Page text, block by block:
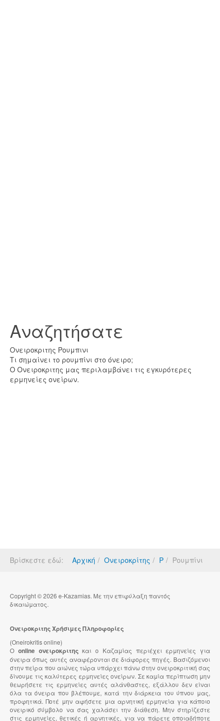
Αναζητήσατε
Ονειροκριτης Ρουμπινι
Τι σημαίνει το ρουμπίνι στο όνειρο;
Ο Ονειροκριτης μας περιλαμβάνει τις εγκυρότερες
ερμηνείες ονείρων.
Βρίσκεστε εδώ: Αρχική Ονειροκρίτης Ρ Ρουμπίνι
Copyright © 2026 e-Kazamias. Με την επιφύλαξη παντός
δικαιώματος.
Ονειροκριτης Χρήσιμες Πληροφορίες
(Oneirokritis online)
Ο online ονειροκριτηςκαι ο Καζαμίας περιέχει ερμηνείες για
όνειρα όπως αυτές αναφέρονται σε διάφορες πηγές. Βασιζόμενοι
στην πείρα που αιώνες τώρα υπάρχει πάνω στην ονειροκριτική σας
δίνουμε τις καλύτερες ερμηνείες ονείρων. Σε καμία περίπτωση μην
θεωρήσετε τις ερμηνείες αυτές αλάνθαστες, εξάλλου δεν είναι
όλα τα όνειρα που βλέπουμε, κατά την διάρκεια του ύπνου μας,
προφητικά. Ποτέ μην αφήσετε μια αρνητική ερμηνεία για κάποιο
ονειρικό σύμβολο να σας χαλάσει την διάθεση. Μην στηρίζεστε
στις ερμηνείες, θετικές ή αρνητικές, για να πάρετε οποιαδήποτε